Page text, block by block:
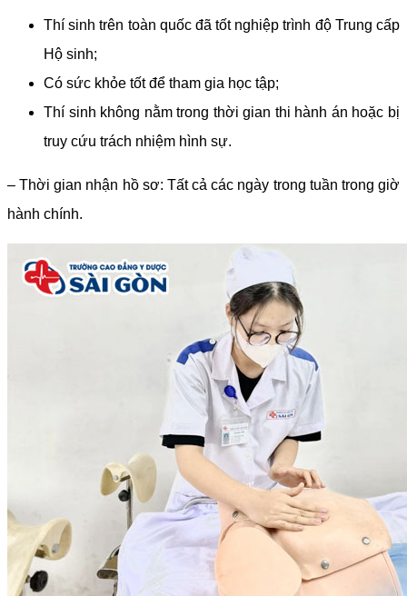
Thí sinh trên toàn quốc đã tốt nghiệp trình độ Trung cấp
Hộ sinh;
Có sức khỏe tốt để tham gia học tập;
Thí sinh không nằm trong thời gian thi hành án hoặc bị
truy cứu trách nhiệm hình sự.
– Thời gian nhận hồ sơ: Tất cả các ngày trong tuần trong giờ
hành chính.